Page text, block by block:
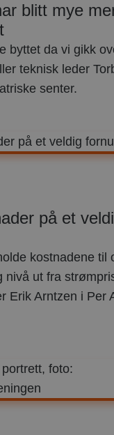
blitt mye
byttet da vi gikk
teknisk leder
senter.
på et
kostnadene til
nivå ut fra
Erik Arntzen i Per